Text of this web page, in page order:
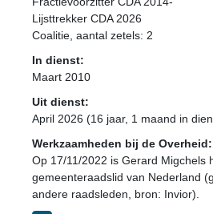
Lijsttrekker CDA 2026
Coalitie , aantal zetels: 2
In dienst:
Maart 2010
Uit dienst:
April 2026 (16 jaar, 1 maand in
Werkzaamheden bij de Overheid:
Op 17/11/2022 is Gerard Migchels
gemeenteraadslid van Nederland
andere raadsleden, bron: Invior).